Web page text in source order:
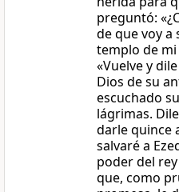
preguntó:
de que voy a
templo de mi
«Vuelve y
Dios de su
escuchado
lágrimas.
darle quince
salvaré a
poder del
que, como